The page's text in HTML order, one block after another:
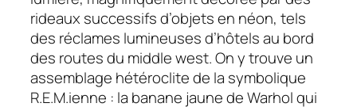
rideaux successifs d’objets en néon, tels
des réclames lumineuses d’hôtels au bord
des routes du middle west. On y trouve un
assemblage hétéroclite de la symbolique
R.E.M.ienne : la banane jaune de Warhol qui